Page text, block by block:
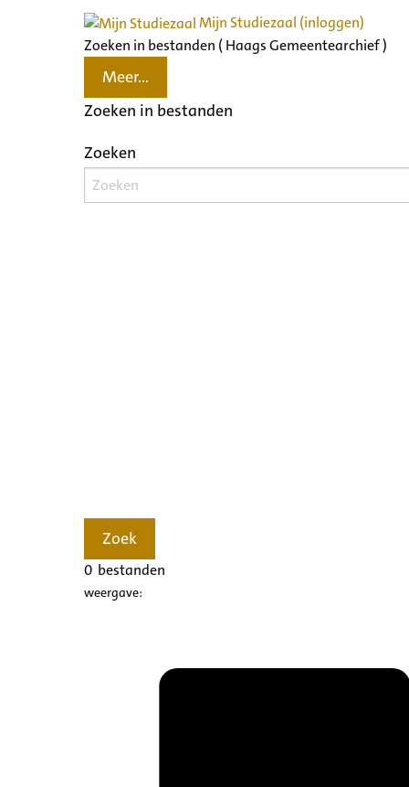
Mijn Studiezaal (inloggen)
Zoeken in bestanden ( Haags Gemeentearchief )
Meer...
Zoeken in bestanden
Zoeken
Zoek
0 bestanden
weergave: